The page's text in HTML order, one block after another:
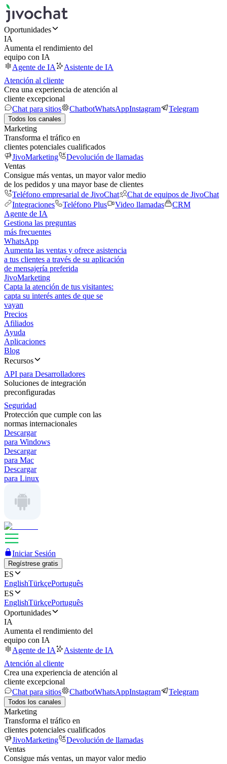
Oportunidades
IA
Aumenta el rendimiento del
equipo con IA
Agente de IA
Asistente de IA
Atención al cliente
Crea una experiencia de atención al
cliente excepcional
Chat para sitios
ChatbotWhatsAppInstagram Telegram
Todos los canales
Marketing
Transforma el tráfico en
clientes potenciales cualificados
JivoMarketing
Devolución de llamadas
Ventas
Consigue más ventas, un mayor valor medio
de los pedidos y una mayor base de clientes
Teléfono empresarial de JivoChat
Chat de equipos de JivoChat
Integraciones
Teléfono Plus Video llamadas
CRM
Agente de IA
Gestiona las preguntas
más frecuentes
WhatsApp
Aumenta las ventas y ofrece asistencia
a tus clientes a través de su aplicación
de mensajería preferida
JivoMarketing
Capta la atención de tus visitantes:
capta su interés antes de que se
vayan
Precios
Afiliados
Ayuda
Aplicaciones
Blog
Recursos
API para Desarrolladores
Soluciones de integración
preconfiguradas
Seguridad
Protección que cumple con las
normas internacionales
Descargar
para Windows
Descargar
para Mac
Descargar
para Linux
Iniciar Sesión
Regístrese gratis
ES
EnglishTürkçePortuguês
ES
EnglishTürkçePortuguês
Oportunidades
IA
Aumenta el rendimiento del
equipo con IA
Agente de IA
Asistente de IA
Atención al cliente
Crea una experiencia de atención al
cliente excepcional
Chat para sitios
ChatbotWhatsAppInstagram Telegram
Todos los canales
Marketing
Transforma el tráfico en
clientes potenciales cualificados
JivoMarketing
Devolución de llamadas
Ventas
Consigue más ventas, un mayor valor medio